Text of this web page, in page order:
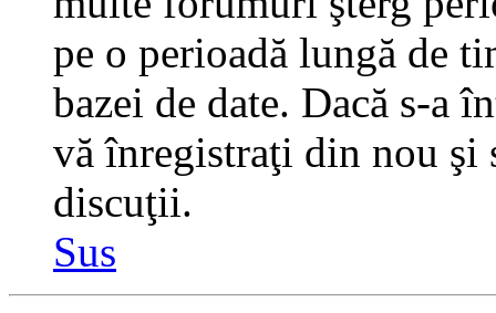
pe o perioadă lungă de
bazei de date. Dacă s-a
vă înregistraţi din nou
discuţii.
Sus